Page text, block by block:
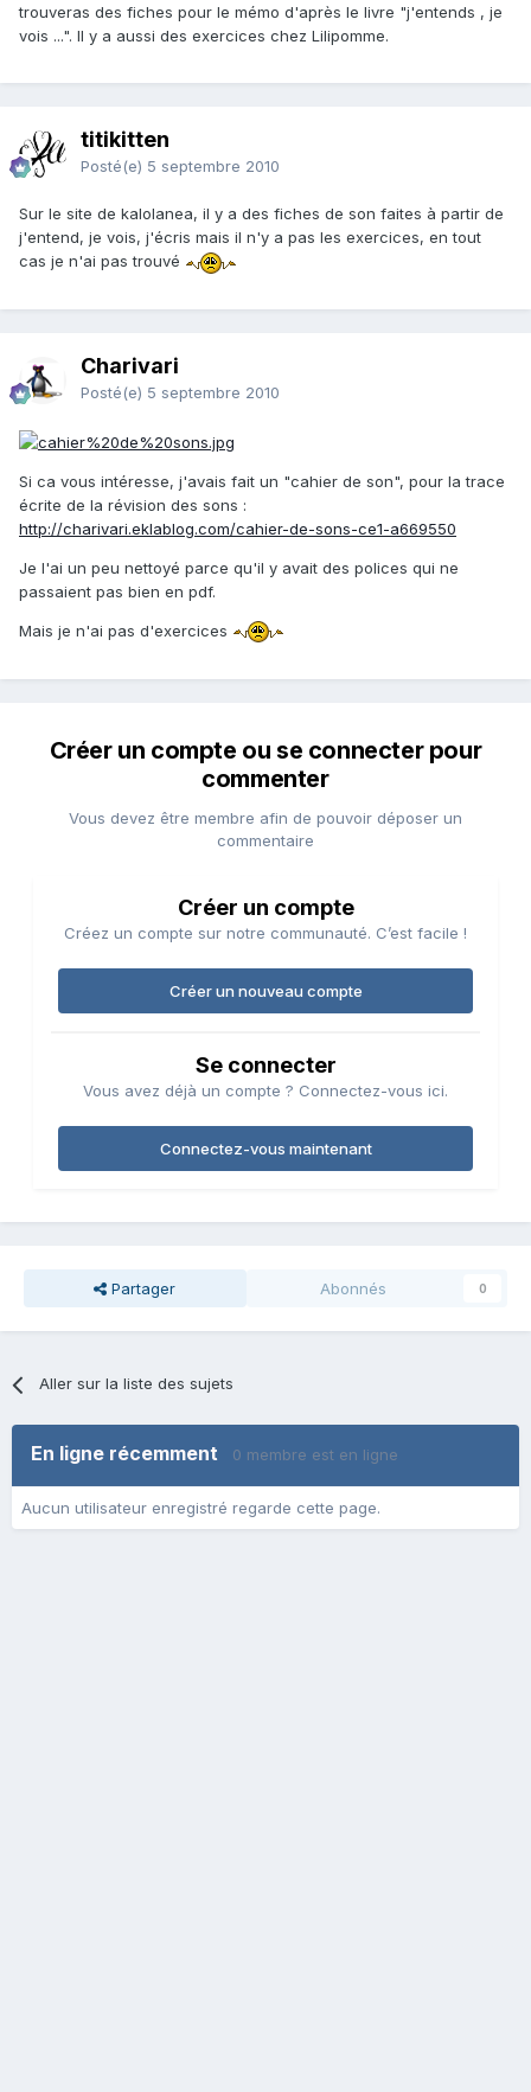
trouveras des fiches pour le mémo d'après le livre "j'entends , je
vois ...". Il y a aussi des exercices chez Lilipomme.
titikitten
Posté(e) 5 septembre 2010
Sur le site de kalolanea, il y a des fiches de son faites à partir de
j'entend, je vois, j'écris mais il n'y a pas les exercices, en tout
cas je n'ai pas trouvé
Charivari
Posté(e) 5 septembre 2010
Si ca vous intéresse, j'avais fait un "cahier de son", pour la trace
écrite de la révision des sons :
http://charivari.eklablog.com/cahier-de-sons-ce1-a669550
Je l'ai un peu nettoyé parce qu'il y avait des polices qui ne
passaient pas bien en pdf.
Mais je n'ai pas d'exercices
Créer un compte ou se connecter pour
commenter
Vous devez être membre afin de pouvoir déposer un
commentaire
Créer un compte
Créez un compte sur notre communauté. C’est facile !
Créer un nouveau compte
Se connecter
Vous avez déjà un compte ? Connectez-vous ici.
Connectez-vous maintenant
Partager Abonnés 0
Aller sur la liste des sujets
En ligne récemment 0 membre est en ligne
Aucun utilisateur enregistré regarde cette page.